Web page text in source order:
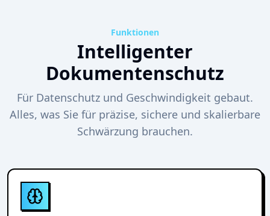
Funktionen
Intelligenter
Dokumentenschutz
Für Datenschutz und Geschwindigkeit gebaut.
Alles, was Sie für präzise, sichere und skalierbare
Schwärzung brauchen.